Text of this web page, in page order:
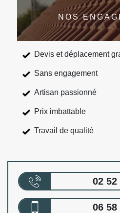
NOS
Devis et déplacement
Sans engagement
Artisan passionné
Prix imbattable
Travail de qualité
02 52
06 58